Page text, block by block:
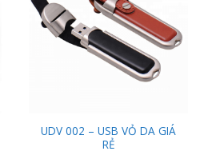
UDV 002 – USB VỎ DA GIÁ
RẺ